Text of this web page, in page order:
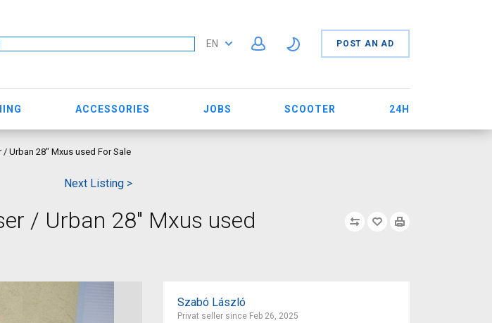
EN POST AN AD
ACCESSORIES JOBS SCOOTER 24H
/ Urban 28" Mxus used For Sale
Next Listing >
/ Urban 28" Mxus used
Szabó László
Privat seller since Feb 26, 2025